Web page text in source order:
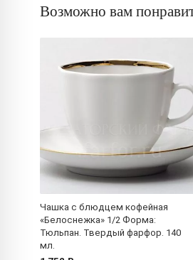
Возможно вам
Чашка с блюдцем кофейная
«Белоснежка» 1/2 Форма:
Тюльпан. Твердый фарфор. 140
мл.